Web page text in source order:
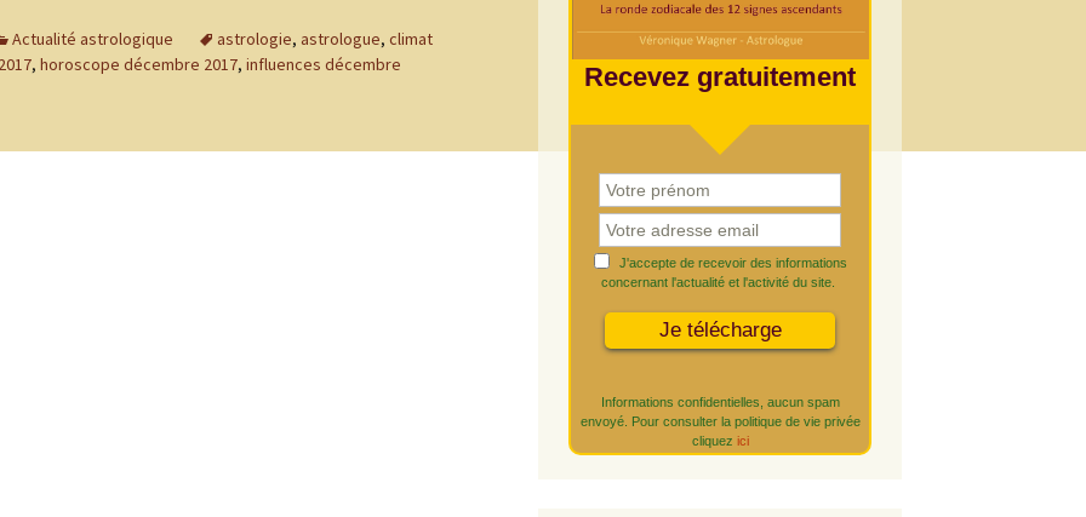
Actualité astrologique astrologie, astrologue, climat
, horoscope décembre 2017, influences décembre
Recevez gratuitement
J'accepte de recevoir des informations
concernant l'actualité et l'activité du site.
Informations confidentielles, aucun spam
envoyé. Pour consulter la politique de vie privée
cliquez ici